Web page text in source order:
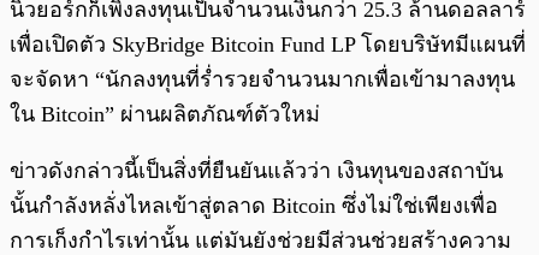
นิวยอร์กก็เพิ่งลงทุนเป็นจำนวนเงินกว่า 25.3 ล้านดอลลาร์
เพื่อเปิดตัว SkyBridge Bitcoin Fund LP โดยบริษัทมีแผนที่
จะจัดหา “นักลงทุนที่ร่ำรวยจำนวนมากเพื่อเข้ามาลงทุน
ใน Bitcoin” ผ่านผลิตภัณฑ์ตัวใหม่
ข่าวดังกล่าวนี้เป็นสิ่งที่ยืนยันแล้วว่า เงินทุนของสถาบัน
นั้นกำลังหลั่งไหลเข้าสู่ตลาด Bitcoin ซึ่งไม่ใช่เพียงเพื่อ
การเก็งกำไรเท่านั้น แต่มันยังช่วยมีส่วนช่วยสร้างความ